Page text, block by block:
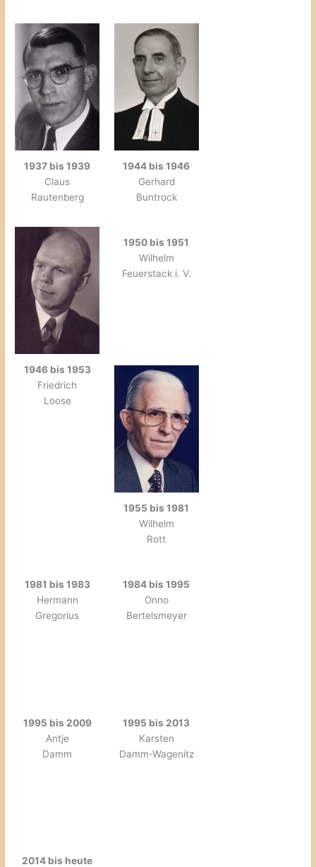
1937 bis 1939
Claus
Rautenberg
1944 bis 1946
Gerhard
Buntrock
1946 bis 1953
Friedrich
Loose
1950 bis 1951
Wilhelm
Feuerstack i. V.
1955 bis 1981
Wilhelm
Rott
1981 bis 1983
Hermann
Gregorius
1984 bis 1995
Onno
Bertelsmeyer
1995 bis 2009
Antje
Damm
1995 bis 2013
Karsten
Damm-Wagenitz
2014 bis heute